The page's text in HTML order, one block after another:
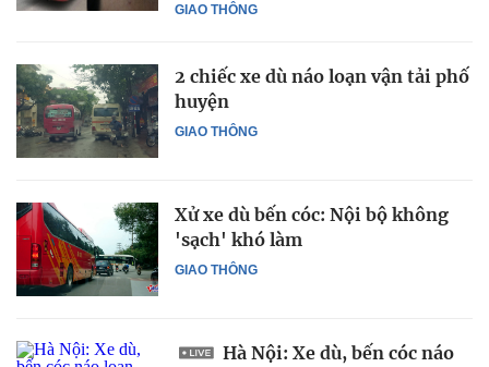
GIAO THÔNG
GIAO THÔNG
2 chiếc xe dù náo loạn vận tải phố
huyện
GIAO THÔNG
Xử xe dù bến cóc: Nội bộ không
'sạch' khó làm
Hà Nội: Xe dù, bến cóc náo